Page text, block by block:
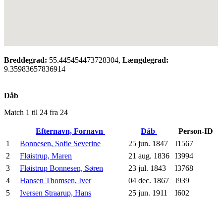
Breddegrad: 55.445454473728304, Længdegrad:
9.35983657836914
Dåb
Match 1 til 24 fra 24
Efternavn, Fornavn Dåb
Person-ID
1
Bonnesen, Sofie Severine 25 jun. 1847
I1567
2
Fløistrup, Maren 21 aug. 1836
I3994
3
Fløistrup Bonnesen, Søren 23 jul. 1843
I3768
4
Hansen Thomsen, Iver 04 dec. 1867
I939
5
Iversen Straarup, Hans 25 jun. 1911
I602